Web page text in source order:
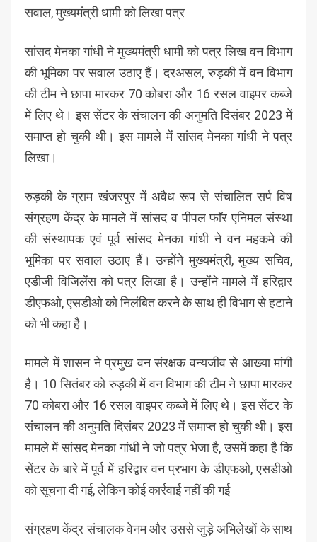
सवाल, मुख्यमंत्री धामी को लिखा पत्र
सांसद मेनका गांधी ने मुख्यमंत्री धामी को पत्र लिख वन विभाग
की भूमिका पर सवाल उठाए हैं। दरअसल, रुड़की में वन विभाग
की टीम ने छापा मारकर 70 कोबरा और 16 रसल वाइपर कब्जे
में लिए थे। इस सेंटर के संचालन की अनुमति दिसंबर 2023 में
समाप्त हो चुकी थी। इस मामले में सांसद मेनका गांधी ने पत्र
लिखा।
रुड़की के ग्राम खंजरपुर में अवैध रूप से संचालित सर्प विष
संग्रहण केंद्र के मामले में सांसद व पीपल फाॅर एनिमल संस्था
की संस्थापक एवं पूर्व सांसद मेनका गांधी ने वन महकमे की
भूमिका पर सवाल उठाए हैं। उन्होंने मुख्यमंत्री, मुख्य सचिव,
एडीजी विजिलेंस को पत्र लिखा है। उन्होंने मामले में हरिद्वार
डीएफओ, एसडीओ को निलंबित करने के साथ ही विभाग से हटाने
को भी कहा है।
मामले में शासन ने प्रमुख वन संरक्षक वन्यजीव से आख्या मांगी
है। 10 सितंबर को रुड़की में वन विभाग की टीम ने छापा मारकर
70 कोबरा और 16 रसल वाइपर कब्जे में लिए थे। इस सेंटर के
संचालन की अनुमति दिसंबर 2023 में समाप्त हो चुकी थी। इस
मामले में सांसद मेनका गांधी ने जो पत्र भेजा है, उसमें कहा है कि
सेंटर के बारे में पूर्व में हरिद्वार वन प्रभाग के डीएफओ, एसडीओ
को सूचना दी गई, लेकिन कोई कार्रवाई नहीं की गई
संग्रहण केंद्र संचालक वेनम और उससे जुड़े अभिलेखों के साथ